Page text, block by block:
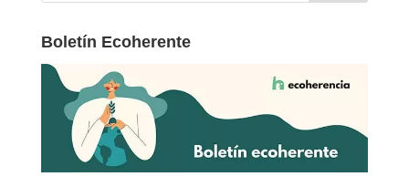
Boletín Ecoherente